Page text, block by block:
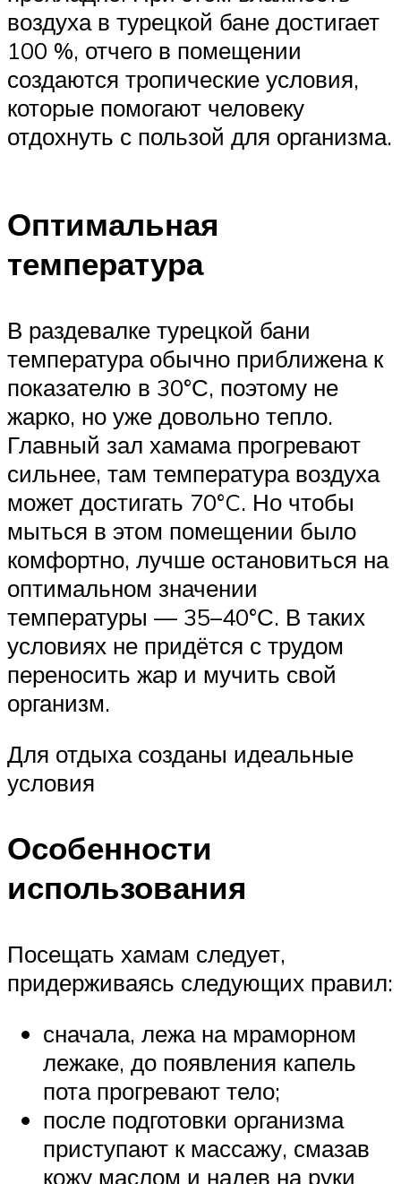
воздуха в турецкой бане достигает
100 %, отчего в помещении
создаются тропические условия,
которые помогают человеку
отдохнуть с пользой для организма.
Оптимальная
температура
В раздевалке турецкой бани
температура обычно приближена к
показателю в 30°С, поэтому не
жарко, но уже довольно тепло.
Главный зал хамама прогревают
сильнее, там температура воздуха
может достигать 70°C. Но чтобы
мыться в этом помещении было
комфортно, лучше остановиться на
оптимальном значении
температуры — 35–40°С. В таких
условиях не придётся с трудом
переносить жар и мучить свой
организм.
Для отдыха созданы идеальные
условия
Особенности
использования
Посещать хамам следует,
придерживаясь следующих правил:
сначала, лежа на мраморном
лежаке, до появления капель
пота прогревают тело;
после подготовки организма
приступают к массажу, смазав
кожу маслом и надев на руки